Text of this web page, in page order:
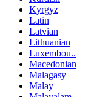
Kyrgyz
Latin
Latvian
Lithuanian
Luxembou..
Macedonian
Malagasy
Malay